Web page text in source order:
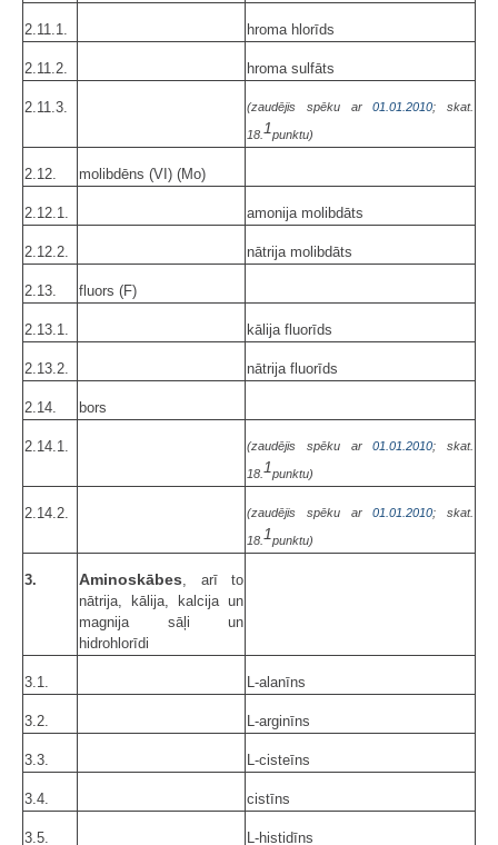
2.11.1. hroma hlorīds
2.11.2. hroma sulfāts
2.11.3. (zaudējis spēku ar01.01.2010; skat.
18. 1punktu)
2.12. molibdēns (VI) (Mo)
2.12.1. amonija molibdāts
2.12.2. nātrija molibdāts
2.13. fluors (F)
2.13.1. kālija fluorīds
2.13.2. nātrija fluorīds
2.14. bors
2.14.1. (zaudējis spēku ar01.01.2010; skat.
18. 1punktu)
2.14.2. (zaudējis spēku ar01.01.2010; skat.
18. 1punktu)
3. Aminoskābes, arī to
nātrija, kālija, kalcija un
magnija sāļi un
hidrohlorīdi
3.1. L-alanīns
3.2. L-arginīns
3.3. L-cisteīns
3.4. cistīns
3.5. L-histidīns